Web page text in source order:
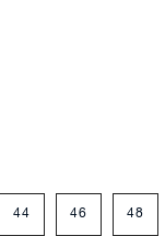
44 46 48